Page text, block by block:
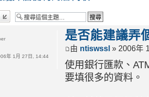
是否能建議弄
由 ntiswssl » 2006年
使用銀行匯款、
要填很多的資料。
年 1月 27日, 14:44